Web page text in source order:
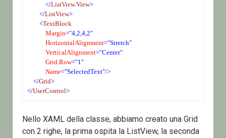
</ListView.View>
</ListView>
<TextBlock
    Margin
="4,2,4,2"
    HorizontalAlignment
="Stretch"
    VerticalAlignment
="Center"
    Grid.Row
="1"
    Name
="SelectedText"/>
</Grid>
</UserControl>
Nello XAML della classe, abbiamo creato una Grid
con 2 righe, la prima ospita la ListView, la seconda